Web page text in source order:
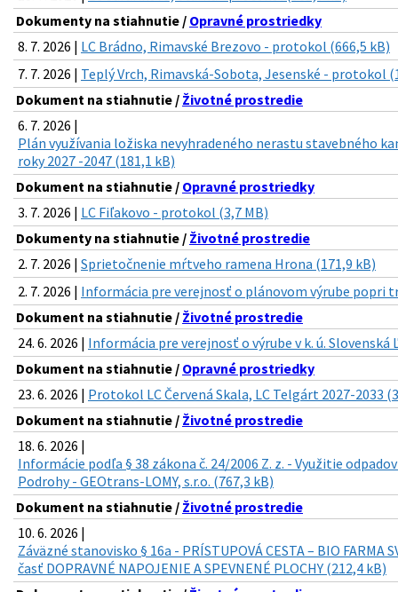
Dokumenty na stiahnutie / Opravné prostriedky
8. 7. 2026 | LC Brádno, Rimavské Brezovo - protokol (666,5 kB)
7. 7. 2026 | Teplý Vrch, Rimavská-Sobota, Jesenské - protokol
Dokument na stiahnutie / Životné prostredie
6. 7. 2026 |
Plán využívania ložiska nevyhradeného nerastu stavebného
roky 2027 -2047 (181,1 kB)
Dokument na stiahnutie / Opravné prostriedky
3. 7. 2026 | LC Fiľakovo - protokol (3,7 MB)
Dokumenty na stiahnutie / Životné prostredie
2. 7. 2026 | Sprietočnenie mŕtveho ramena Hrona (171,9 kB)
2. 7. 2026 | Informácia pre verejnosť o plánovom výrube popri
Dokument na stiahnutie / Životné prostredie
24. 6. 2026 | Informácia pre verejnosť o výrube v k. ú. Slovenská
Dokument na stiahnutie / Opravné prostriedky
23. 6. 2026 | Protokol LC Červená Skala, LC Telgárt 2027-2033
Dokument na stiahnutie / Životné prostredie
18. 6. 2026 |
Informácie podľa § 38 zákona č. 24/2006 Z. z. - Využitie
Podrohy - GEOtrans-LOMY, s.r.o. (767,3 kB)
Dokument na stiahnutie / Životné prostredie
10. 6. 2026 |
Záväzné stanovisko § 16a - PRÍSTUPOVÁ CESTA – BIO FARMA
časť DOPRAVNÉ NAPOJENIE A SPEVNENÉ PLOCHY (212,4 kB)